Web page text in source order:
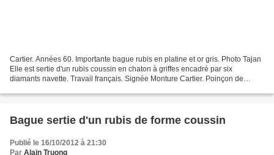
Cartier. Années 60. Importante bague rubis en platine et or gris. Photo Tajan
Elle est sertie d'un rubis coussin en chaton à griffes encadré par six
diamants navette. Travail français. Signée Monture Cartier. Poinçon de
Bague sertie d'un rubis de forme coussin
Publié le 16/10/2012 à 21:30
Par Alain Truong